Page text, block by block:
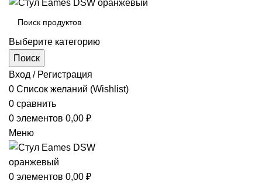
Выберите категорию
Поиск
Вход / Регистрация
0 Список желаний (Wishlist)
0 сравнить
0 элементов 0,00 ₽
Меню
0 элементов 0,00 ₽